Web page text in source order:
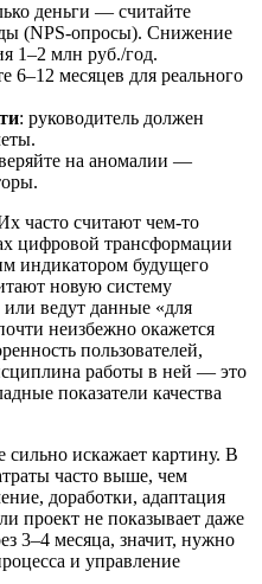
деньги — считайте
(NPS-опросы). Снижение
1–2 млн руб./год.
6–12 месяцев для реального
: руководитель должен
на аномалии —
часто считают чем-то
цифровой трансформации
индикатором будущего
новую систему
или ведут данные «для
неизбежно окажется
пользователей,
работы в ней — это
показатели качества
искажает картину. В
часто выше, чем
доработки, адаптация
проект не показывает даже
3–4 месяца, значит, нужно
и управление